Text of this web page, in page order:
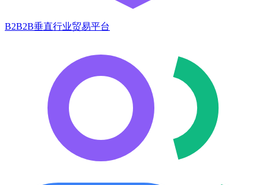
B2B2B垂直行业贸易平台